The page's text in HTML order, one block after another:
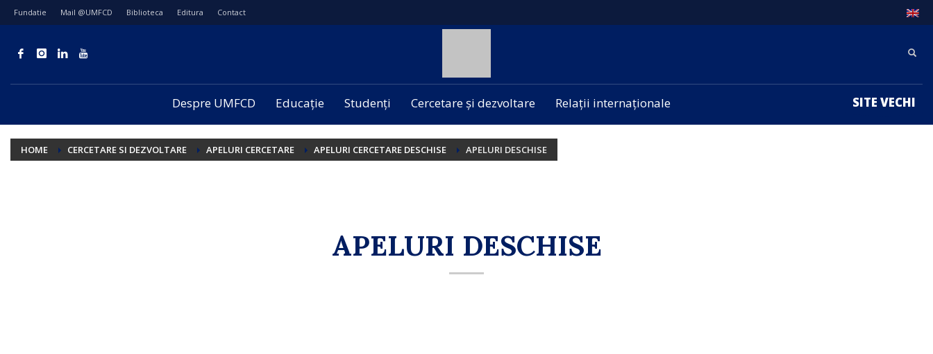
Fundatie Mail @UMFCD Biblioteca Editura Contact
Despre UMFCD Educație Studenți Cercetare și dezvoltare Relații internaționale SITE VECHI
HOME CERCETARE SI DEZVOLTARE APELURI CERCETARE APELURI CERCETARE DESCHISE APELURI DESCHISE
APELURI DESCHISE